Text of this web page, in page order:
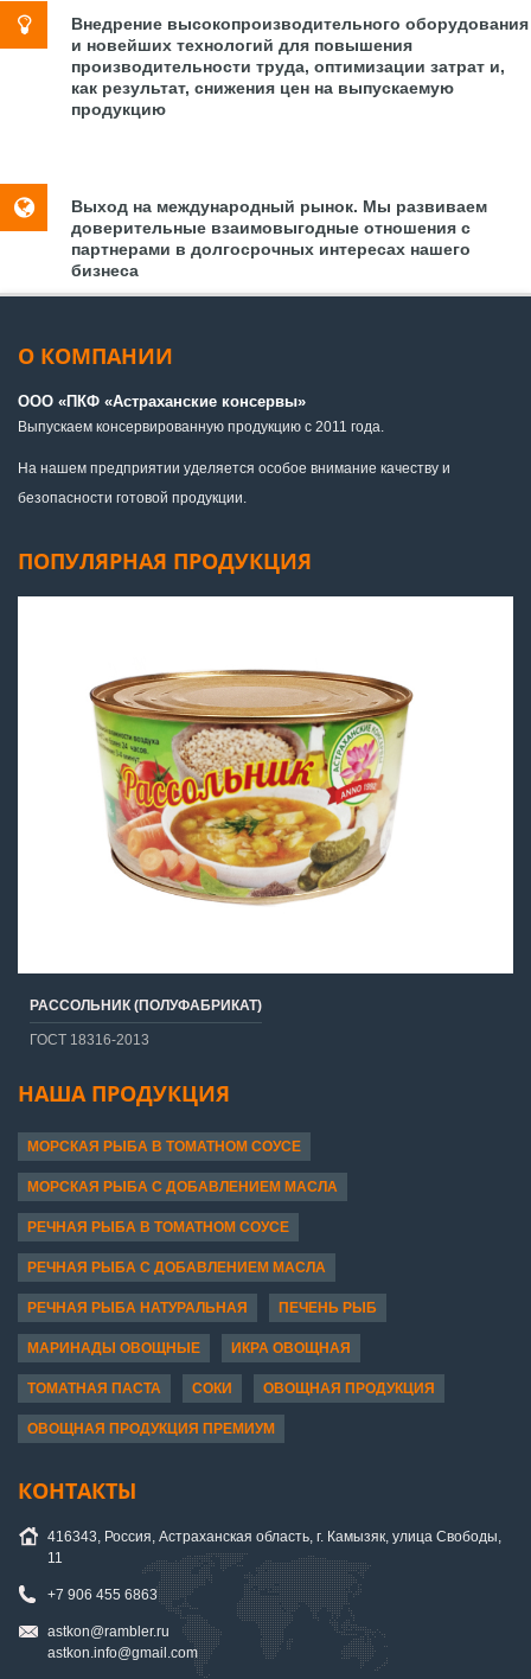
Внедрение высокопроизводительного оборудования
и новейших технологий для повышения
производительности труда, оптимизации затрат и,
как результат, снижения цен на выпускаемую
продукцию
Выход на международный рынок. Мы развиваем
доверительные взаимовыгодные отношения с
партнерами в долгосрочных интересах нашего
бизнеса
О КОМПАНИИ
ООО «ПКФ «Астраханские консервы»
Выпускаем консервированную продукцию с 2011 года.
На нашем предприятии уделяется особое внимание качеству и
безопасности готовой продукции.
ПОПУЛЯРНАЯ ПРОДУКЦИЯ
РАССОЛЬНИК (ПОЛУФАБРИКАТ)
ГОСТ 18316-2013
НАША ПРОДУКЦИЯ
МОРСКАЯ РЫБА В ТОМАТНОМ СОУСЕ
МОРСКАЯ РЫБА С ДОБАВЛЕНИЕМ МАСЛА
РЕЧНАЯ РЫБА В ТОМАТНОМ СОУСЕ
РЕЧНАЯ РЫБА С ДОБАВЛЕНИЕМ МАСЛА
РЕЧНАЯ РЫБА НАТУРАЛЬНАЯ ПЕЧЕНЬ РЫБ
МАРИНАДЫ ОВОЩНЫЕ ИКРА ОВОЩНАЯ
ТОМАТНАЯ ПАСТА СОКИ ОВОЩНАЯ ПРОДУКЦИЯ
ОВОЩНАЯ ПРОДУКЦИЯ ПРЕМИУМ
КОНТАКТЫ
416343, Россия, Астраханская область, г. Камызяк, улица Свободы,
11
+7 906 455 6863
astkon@rambler.ru
astkon.info@gmail.com